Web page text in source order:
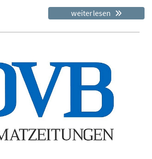
weiterlesen